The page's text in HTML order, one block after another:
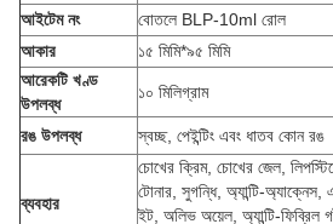
আইটেম নং
বোতলে BLP-10ml রোল
আকার
১৫ মিমি*৯৫ মিমি
আরেকটি খণ্ড
উপলব্ধ
১০ মিলিগ্রাম
রঙ উপলব্ধ স্বচ্ছ, পেইন্টিং এবং ধাতব কোন রঙ
ব্যবহার
চোখের ক্রিম, চোখের জেল,
টোনার, সুগন্ধি, অ্যান্টি-অ্যাক্নেস,
ইট, অলিভ অয়েল, অ্যান্টি-ফিব্রিল